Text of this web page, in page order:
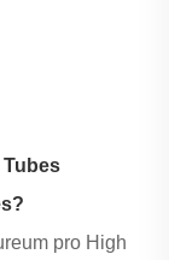
Tubes
pro High